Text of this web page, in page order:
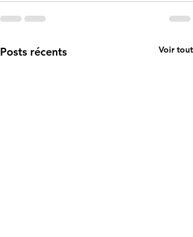
Posts récents Voir tout